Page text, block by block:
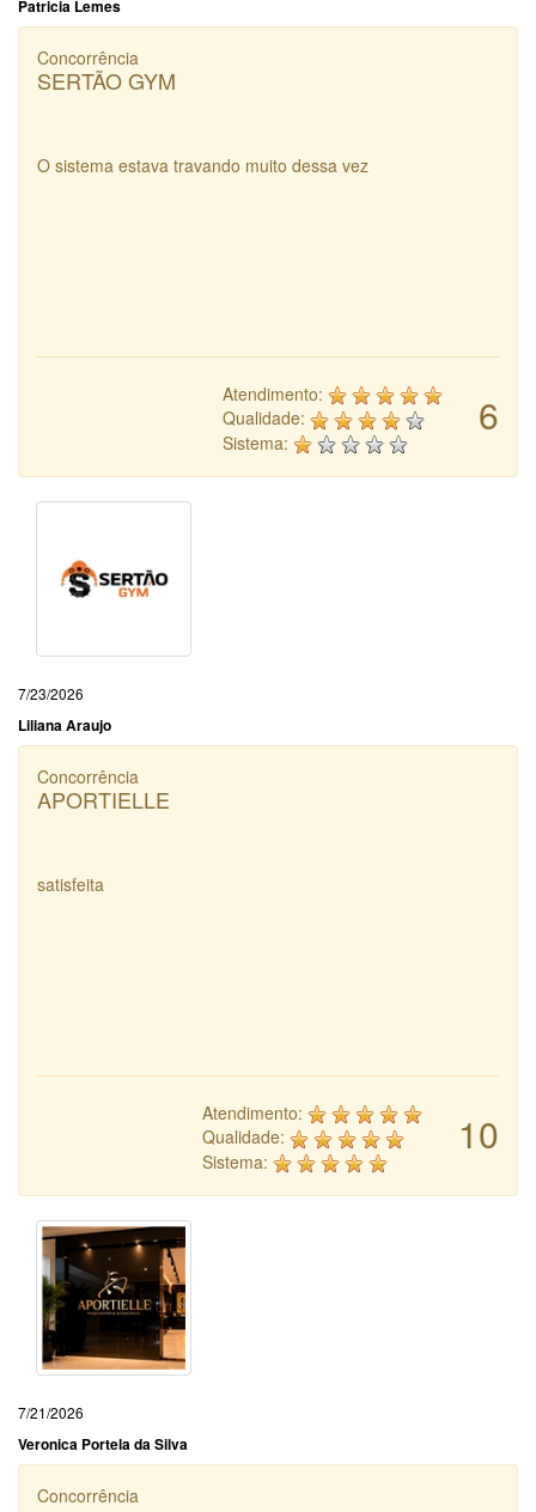
Patricia Lemes
Concorrência
SERTÃO GYM
O sistema estava travando muito dessa vez
6
Atendimento:
Qualidade:
Sistema:
7/23/2026
Liliana Araujo
Concorrência
APORTIELLE
satisfeita
10
Atendimento:
Qualidade:
Sistema:
7/21/2026
Veronica Portela da Silva
Concorrência